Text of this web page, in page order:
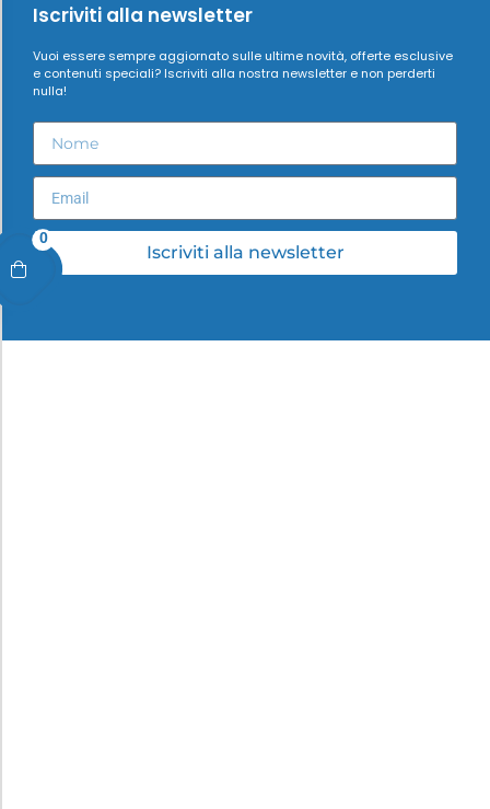
0
Iscriviti alla newsletter
Vuoi essere sempre aggiornato sulle ultime novità, offerte esclusive
e contenuti speciali? Iscriviti alla nostra newsletter e non perderti
nulla!
Iscriviti alla newsletter